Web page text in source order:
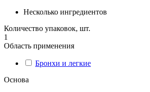
Несколько ингредиентов
Количество упаковок, шт.
1
Область применения
Бронхи и легкие
Основа